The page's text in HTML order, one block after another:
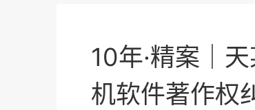
10年·精案｜
机软件著作权